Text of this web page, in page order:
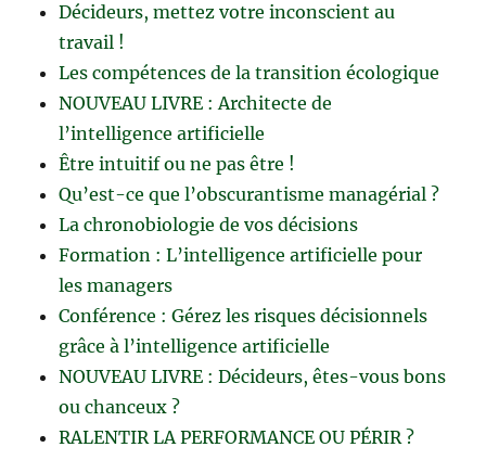
Décideurs, mettez votre inconscient au
travail !
Les compétences de la transition écologique
NOUVEAU LIVRE : Architecte de
l’intelligence artificielle
Être intuitif ou ne pas être !
Qu’est-ce que l’obscurantisme managérial ?
La chronobiologie de vos décisions
Formation : L’intelligence artificielle pour
les managers
Conférence : Gérez les risques décisionnels
grâce à l’intelligence artificielle
NOUVEAU LIVRE : Décideurs, êtes-vous bons
ou chanceux ?
RALENTIR LA PERFORMANCE OU PÉRIR ?